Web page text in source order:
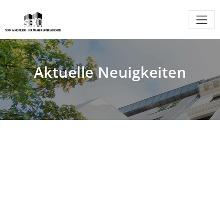
Aktuelle Neuigkeiten